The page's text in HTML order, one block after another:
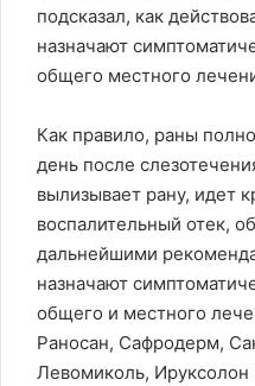
подсказал, как
назначают
общего местного
Как правило, раны
день после
вылизывает рану, идет
воспалительный отек,
дальнейшими
назначают
общего и местного
Раносан, Сафродерм,
Левомиколь, Ируксолон